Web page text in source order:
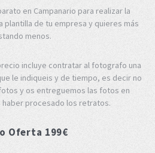
en Campanario para realizar la
de tu empresa y quieres más
menos.
incluye contratar al fotografo una
le indiqueis y de tiempo, es decir no
y os entreguemos las fotos en
procesado los retratos.
Oferta 199€